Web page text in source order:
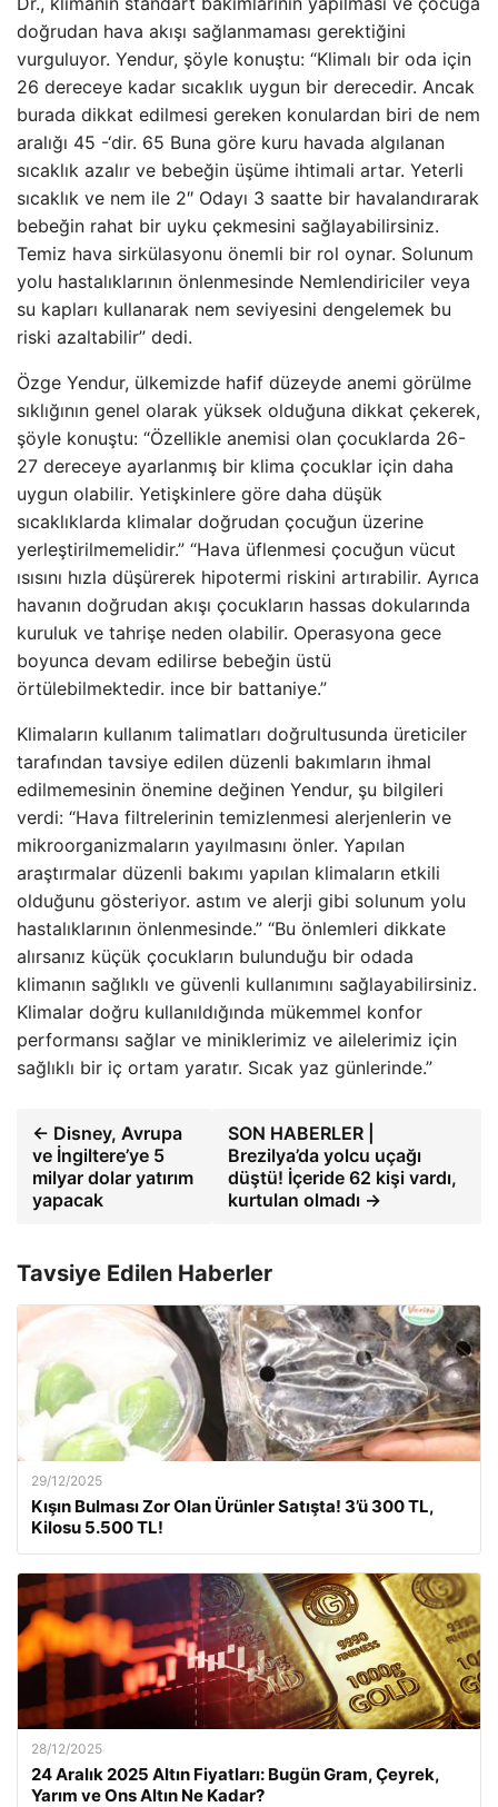
doğrudan hava akışı sağlanmaması gerektiğini
vurguluyor. Yendur, şöyle konuştu: “Klimalı bir oda için
26 dereceye kadar sıcaklık uygun bir derecedir. Ancak
burada dikkat edilmesi gereken konulardan biri de nem
aralığı 45 -‘dir. 65 Buna göre kuru havada algılanan
sıcaklık azalır ve bebeğin üşüme ihtimali artar. Yeterli
sıcaklık ve nem ile 2″ Odayı 3 saatte bir havalandırarak
bebeğin rahat bir uyku çekmesini sağlayabilirsiniz.
Temiz hava sirkülasyonu önemli bir rol oynar. Solunum
yolu hastalıklarının önlenmesinde Nemlendiriciler veya
su kapları kullanarak nem seviyesini dengelemek bu
riski azaltabilir” dedi.
Özge Yendur, ülkemizde hafif düzeyde anemi görülme
sıklığının genel olarak yüksek olduğuna dikkat çekerek,
şöyle konuştu: “Özellikle anemisi olan çocuklarda 26-
27 dereceye ayarlanmış bir klima çocuklar için daha
uygun olabilir. Yetişkinlere göre daha düşük
sıcaklıklarda klimalar doğrudan çocuğun üzerine
yerleştirilmemelidir.” “Hava üflenmesi çocuğun vücut
ısısını hızla düşürerek hipotermi riskini artırabilir. Ayrıca
havanın doğrudan akışı çocukların hassas dokularında
kuruluk ve tahrişe neden olabilir. Operasyona gece
boyunca devam edilirse bebeğin üstü
örtülebilmektedir. ince bir battaniye.”
Klimaların kullanım talimatları doğrultusunda üreticiler
tarafından tavsiye edilen düzenli bakımların ihmal
edilmemesinin önemine değinen Yendur, şu bilgileri
verdi: “Hava filtrelerinin temizlenmesi alerjenlerin ve
mikroorganizmaların yayılmasını önler. Yapılan
araştırmalar düzenli bakımı yapılan klimaların etkili
olduğunu gösteriyor. astım ve alerji gibi solunum yolu
hastalıklarının önlenmesinde.” “Bu önlemleri dikkate
alırsanız küçük çocukların bulunduğu bir odada
klimanın sağlıklı ve güvenli kullanımını sağlayabilirsiniz.
Klimalar doğru kullanıldığında mükemmel konfor
performansı sağlar ve miniklerimiz ve ailelerimiz için
sağlıklı bir iç ortam yaratır. Sıcak yaz günlerinde.”
← Disney, Avrupa
ve İngiltere’ye 5
milyar dolar yatırım
yapacak
SON HABERLER |
Brezilya’da yolcu uçağı
düştü! İçeride 62 kişi vardı,
kurtulan olmadı →
Tavsiye Edilen Haberler
29/12/2025
Kışın Bulması Zor Olan Ürünler Satışta! 3’ü 300 TL,
Kilosu 5.500 TL!
28/12/2025
24 Aralık 2025 Altın Fiyatları: Bugün Gram, Çeyrek,
Yarım ve Ons Altın Ne Kadar?